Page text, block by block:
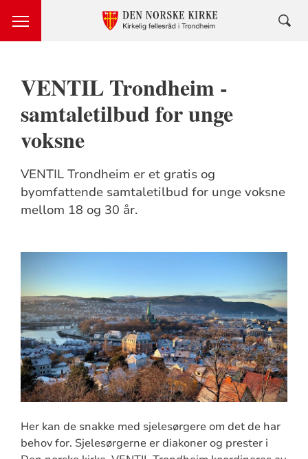
VENTIL Trondheim -
samtaletilbud for unge
voksne
VENTIL Trondheim er et gratis og
byomfattende samtaletilbud for unge voksne
mellom 18 og 30 år.
Her kan de snakke med sjelesørgere om det de har
behov for. Sjelesørgerne er diakoner og prester i